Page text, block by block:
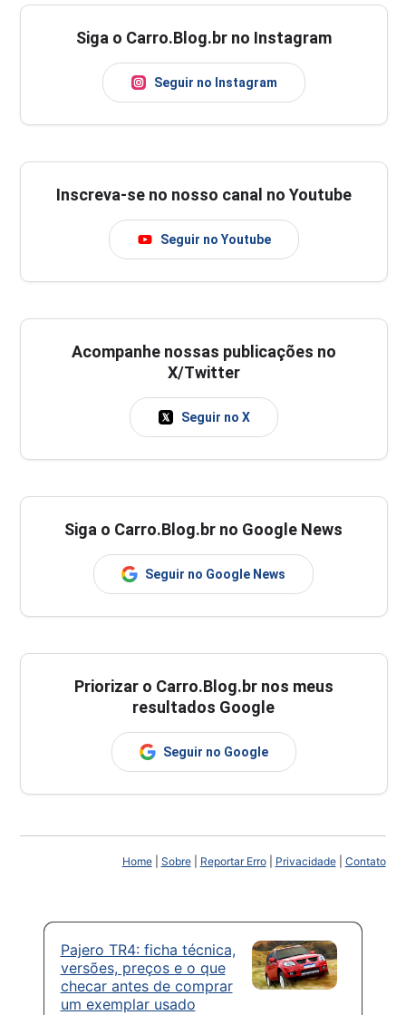
Siga o Carro.Blog.br no Instagram
Seguir no Instagram
Inscreva-se no nosso canal no Youtube
Seguir no Youtube
Acompanhe nossas publicações no
X/Twitter
Seguir no X
Siga o Carro.Blog.br no Google News
Seguir no Google News
Priorizar o Carro.Blog.br nos meus
resultados Google
Seguir no Google
Home| Sobre| Reportar Erro| Privacidade| Contato
Pajero TR4: ficha técnica,
versões, preços e o que
checar antes de comprar
um exemplar usado